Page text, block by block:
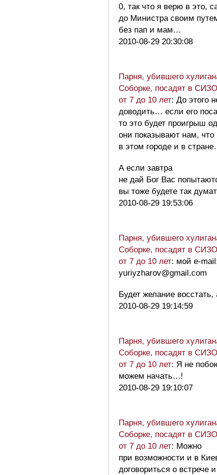
0, так что я верю в это,
до Министра своим
без пап и мам…
2010-08-29 20:30:08
Парня, убившего
Соборке, посадят в
от 7 до 10 лет: До этого
доводить… если его
то это будет проигрыш
они показывают нам,
в этом городе и в
А если завтра
не дай Бог Вас
вы тоже будете так
2010-08-29 19:53:06
Парня, убившего
Соборке, посадят в
от 7 до 10 лет: мой e-
yuriyzharov@gmail.com
Будет желание
2010-08-29 19:14:59
Парня, убившего
Соборке, посадят в
от 7 до 10 лет: Я не
можем начать…!
2010-08-29 19:10:07
Парня, убившего
Соборке, посадят в
от 7 до 10 лет: Можно
при возможности и в
договориться о встрече